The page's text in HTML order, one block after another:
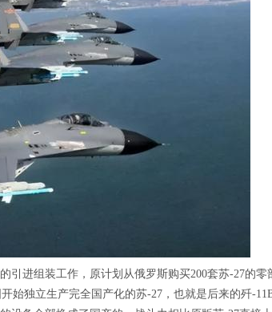
引进组装工作，原计划从俄罗斯购买200套苏-27的零
始独立生产完全国产化的苏-27，也就是后来的歼-